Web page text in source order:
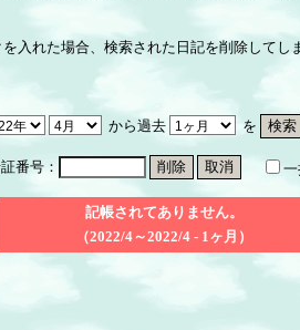
入れた場合、検索された日記を削除してし
から過去 を
番号：
記帳されてありません。
（2022/4～2022/4 - 1ヶ月）